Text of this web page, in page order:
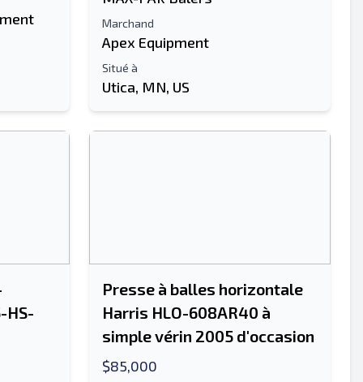
Marchand
Apex Equipment
Situé à
Utica, MN, US
HS-
Presse à balles horizontale
Harris HLO-608AR40 à
simple vérin 2005 d'occasion
$85,000